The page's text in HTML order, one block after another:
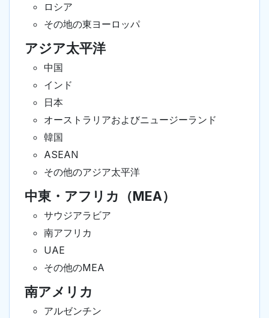
ロシア
その地の東ヨーロッパ
アジア太平洋
中国
インド
日本
オーストラリアおよびニュージーランド
韓国
ASEAN
その他のアジア太平洋
中東・アフリカ（MEA）
サウジアラビア
南アフリカ
UAE
その他のMEA
南アメリカ
アルゼンチン